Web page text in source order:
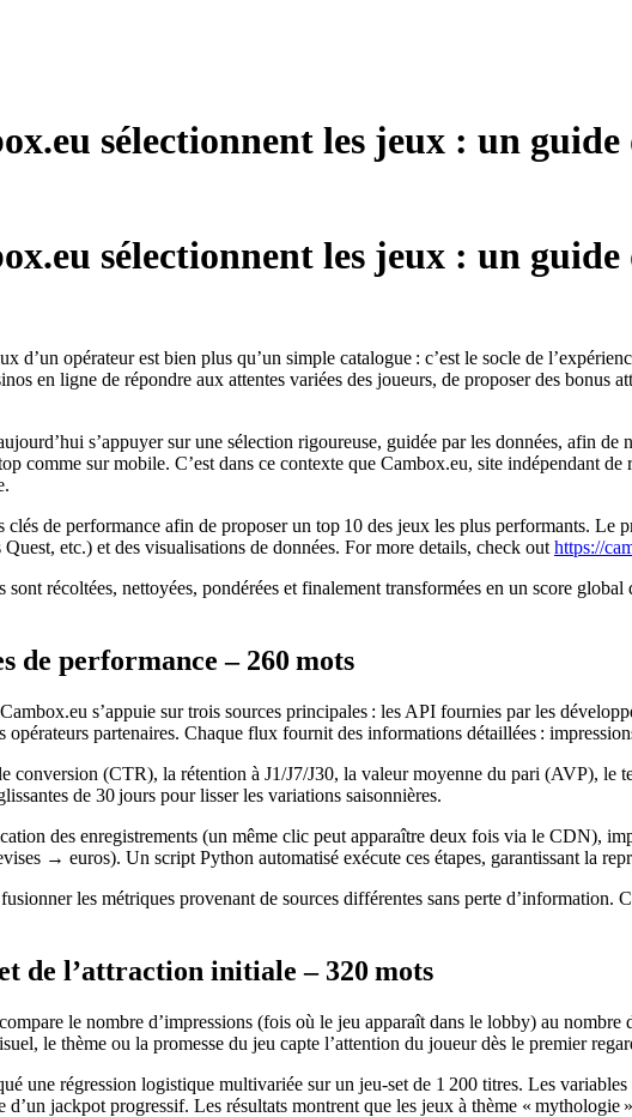
sélectionnent les jeux : un
sélectionnent les jeux : un
opérateur est bien plus qu’un simple catalogue : c’est le socle de
en ligne de répondre aux attentes variées des joueurs, de proposer des bonus
s’appuyer sur une sélection rigoureuse, guidée par les données, afin
comme sur mobile. C’est dans ce contexte que Cambox.eu, site indépendant
de performance afin de proposer un top 10 des jeux les plus performants. Le
etc.) et des visualisations de données. For more details, check out https://
récoltées, nettoyées, pondérées et finalement transformées en un score
de performance – 260 mots
s’appuie sur trois sources principales : les API fournies par les
partenaires. Chaque flux fournit des informations détaillées :
conversion (CTR), la rétention à J1/J7/J30, la valeur moyenne du pari (AVP), le
de 30 jours pour lisser les variations saisonnières.
des enregistrements (un même clic peut apparaître deux fois via le CDN),
→ euros). Un script Python automatisé exécute ces étapes, garantissant la
les métriques provenant de sources différentes sans perte d’information.
de l’attraction initiale – 320 mots
le nombre d’impressions (fois où le jeu apparaît dans le lobby) au
le thème ou la promesse du jeu capte l’attention du joueur dès le premier
une régression logistique multivariée sur un jeu‑set de 1 200 titres. Les
jackpot progressif. Les résultats montrent que les jeux à thème « mythologie